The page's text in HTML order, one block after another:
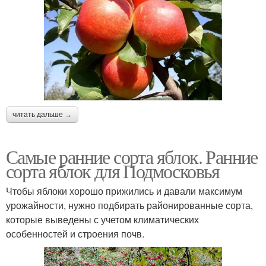
читать дальше →
Самые ранние сорта яблок. Ранние
сорта яблок для Подмосковья
Чтобы яблоки хорошо прижились и давали максимум
урожайности, нужно подбирать районированные сорта,
которые выведены с учетом климатических
особенностей и строения почв.